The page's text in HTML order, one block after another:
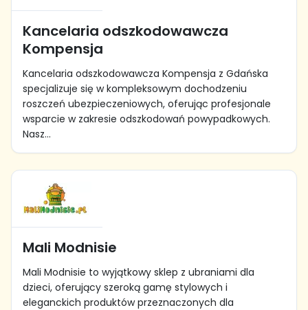
Kancelaria odszkodowawcza
Kompensja
Kancelaria odszkodowawcza Kompensja z Gdańska
specjalizuje się w kompleksowym dochodzeniu
roszczeń ubezpieczeniowych, oferując profesjonale
wsparcie w zakresie odszkodowań powypadkowych.
Nasz...
Mali Modnisie
Mali Modnisie to wyjątkowy sklep z ubraniami dla
dzieci, oferujący szeroką gamę stylowych i
eleganckich produktów przeznaczonych dla